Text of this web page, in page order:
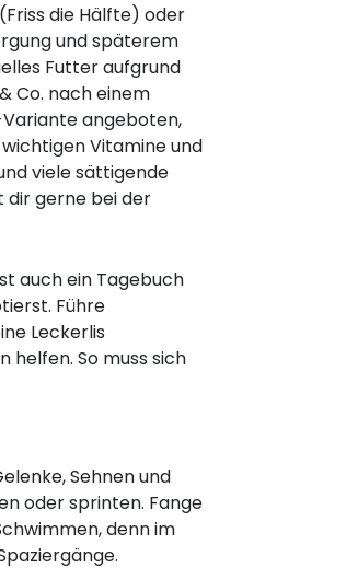
die Hälfte) oder
und späterem
Futter aufgrund
Co. nach einem
angeboten,
Vitamine und
viele sättigende
dir gerne bei der
auch ein Tagebuch
Führe
Leckerlis
helfen. So muss sich
Sehnen und
oder sprinten. Fange
denn im